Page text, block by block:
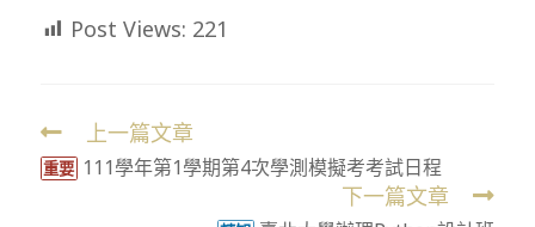
Post Views: 221
Read
more
上一篇文章
重要 111學年第1學期第4次學測模擬考考試日程
下一篇文章